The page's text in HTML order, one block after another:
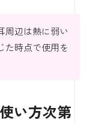
周辺は熱に弱い
た時点で使用を
い方次第